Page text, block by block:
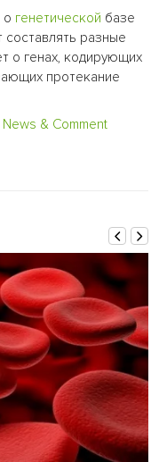
о генетической базе
разные
о генах, кодирующих
протекание
& Comment